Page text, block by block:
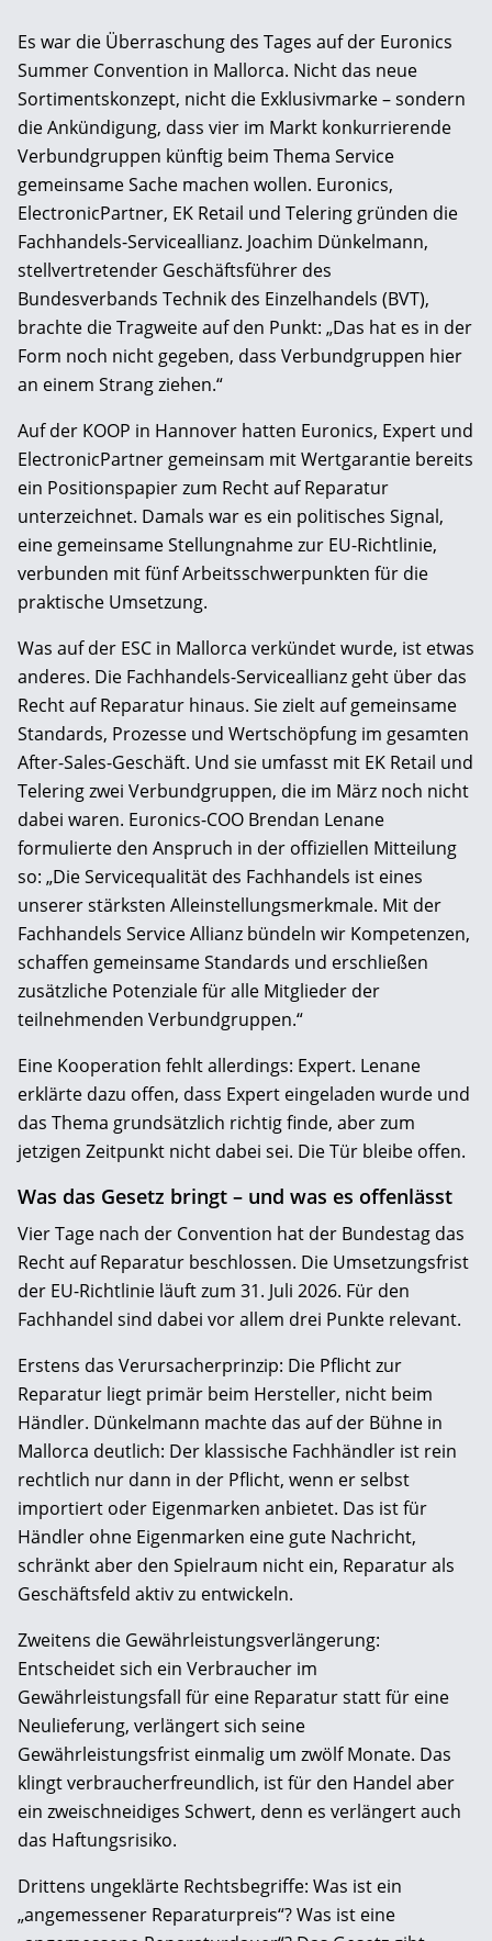
Es war die Überraschung des Tages auf der Euronics
Summer Convention in Mallorca. Nicht das neue
Sortimentskonzept, nicht die Exklusivmarke – sondern
die Ankündigung, dass vier im Markt konkurrierende
Verbundgruppen künftig beim Thema Service
gemeinsame Sache machen wollen. Euronics,
ElectronicPartner, EK Retail und Telering gründen die
Fachhandels-Serviceallianz. Joachim Dünkelmann,
stellvertretender Geschäftsführer des
Bundesverbands Technik des Einzelhandels (BVT),
brachte die Tragweite auf den Punkt: „Das hat es in der
Form noch nicht gegeben, dass Verbundgruppen hier
an einem Strang ziehen.“
Auf der KOOP in Hannover hatten Euronics, Expert und
ElectronicPartner gemeinsam mit Wertgarantie bereits
ein Positionspapier zum Recht auf Reparatur
unterzeichnet. Damals war es ein politisches Signal,
eine gemeinsame Stellungnahme zur EU-Richtlinie,
verbunden mit fünf Arbeitsschwerpunkten für die
praktische Umsetzung.
Was auf der ESC in Mallorca verkündet wurde, ist etwas
anderes. Die Fachhandels-Serviceallianz geht über das
Recht auf Reparatur hinaus. Sie zielt auf gemeinsame
Standards, Prozesse und Wertschöpfung im gesamten
After-Sales-Geschäft. Und sie umfasst mit EK Retail und
Telering zwei Verbundgruppen, die im März noch nicht
dabei waren. Euronics-COO Brendan Lenane
formulierte den Anspruch in der offiziellen Mitteilung
so: „Die Servicequalität des Fachhandels ist eines
unserer stärksten Alleinstellungsmerkmale. Mit der
Fachhandels Service Allianz bündeln wir Kompetenzen,
schaffen gemeinsame Standards und erschließen
zusätzliche Potenziale für alle Mitglieder der
teilnehmenden Verbundgruppen.“
Eine Kooperation fehlt allerdings: Expert. Lenane
erklärte dazu offen, dass Expert eingeladen wurde und
das Thema grundsätzlich richtig finde, aber zum
jetzigen Zeitpunkt nicht dabei sei. Die Tür bleibe offen.
Was das Gesetz bringt – und was es offenlässt
Vier Tage nach der Convention hat der Bundestag das
Recht auf Reparatur beschlossen. Die Umsetzungsfrist
der EU-Richtlinie läuft zum 31. Juli 2026. Für den
Fachhandel sind dabei vor allem drei Punkte relevant.
Erstens das Verursacherprinzip: Die Pflicht zur
Reparatur liegt primär beim Hersteller, nicht beim
Händler. Dünkelmann machte das auf der Bühne in
Mallorca deutlich: Der klassische Fachhändler ist rein
rechtlich nur dann in der Pflicht, wenn er selbst
importiert oder Eigenmarken anbietet. Das ist für
Händler ohne Eigenmarken eine gute Nachricht,
schränkt aber den Spielraum nicht ein, Reparatur als
Geschäftsfeld aktiv zu entwickeln.
Zweitens die Gewährleistungsverlängerung:
Entscheidet sich ein Verbraucher im
Gewährleistungsfall für eine Reparatur statt für eine
Neulieferung, verlängert sich seine
Gewährleistungsfrist einmalig um zwölf Monate. Das
klingt verbraucherfreundlich, ist für den Handel aber
ein zweischneidiges Schwert, denn es verlängert auch
das Haftungsrisiko.
Drittens ungeklärte Rechtsbegriffe: Was ist ein
„angemessener Reparaturpreis“? Was ist eine